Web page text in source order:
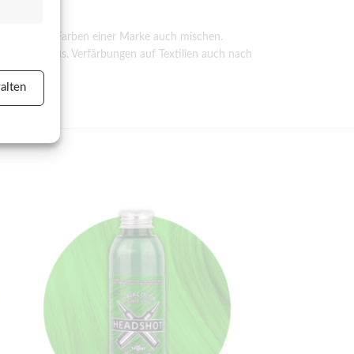
die Farben einer Marke auch mischen.
wieder aus. Verfärbungen auf Textilien auch nach